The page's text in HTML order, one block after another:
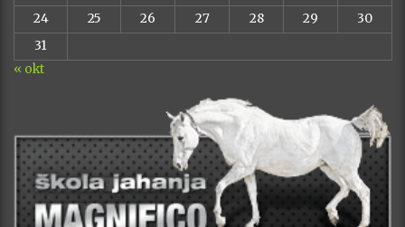
24
25 26 27 28 29
30
31
« okt